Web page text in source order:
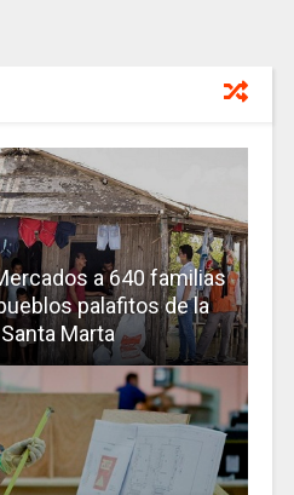
a 640 familias
palafitos de la
Marta